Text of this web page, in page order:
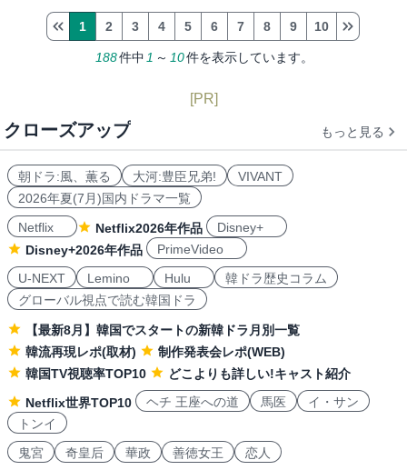
188件中 1 ～ 10件を表示しています。
1 2 3 4 5 6 7 8 9 10
[PR]
クローズアップ もっと見る
朝ドラ:風、薫る 大河:豊臣兄弟!
VIVANT
2026年夏(7月)国内ドラマ一覧
Netflix
Netflix2026年作品
Disney+
Disney+2026年作品
PrimeVideo
U-NEXT
Lemino Hulu
韓ドラ歴史コラム
グローバル視点で読む韓国ドラ
【最新8月】韓国でスタートの新韓ドラ月別一覧
韓流再現レポ(取材)
制作発表会レポ(WEB)
韓国TV視聴率TOP10
どこよりも詳しい!キャスト紹介
Netflix世界TOP10
ヘチ 王座への道 馬医
イ・サン
トンイ
鬼宮
奇皇后 華政 善徳女王 恋人